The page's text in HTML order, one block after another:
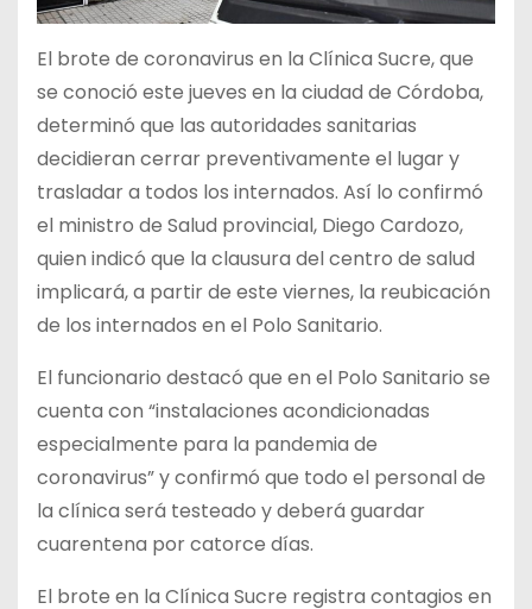
El brote de coronavirus en la Clínica Sucre, que
se conoció este jueves en la ciudad de Córdoba,
determinó que las autoridades sanitarias
decidieran cerrar preventivamente el lugar y
trasladar a todos los internados. Así lo confirmó
el ministro de Salud provincial, Diego Cardozo,
quien indicó que la clausura del centro de salud
implicará, a partir de este viernes, la reubicación
de los internados en el Polo Sanitario.
El funcionario destacó que en el Polo Sanitario se
cuenta con “instalaciones acondicionadas
especialmente para la pandemia de
coronavirus” y confirmó que todo el personal de
la clínica será testeado y deberá guardar
cuarentena por catorce días.
El brote en la Clínica Sucre registra contagios en